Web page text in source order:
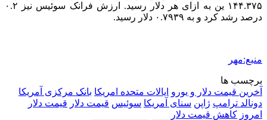
۱۴۴.۳۷۵ ین به ازای هر دلار رسید. ارزش فرانک سوئیس نیز ۰.۲
درصد رشد کرد و به ۰.۷۹۳۹ دلار رسید.
منبع:مهر
برچسب ها
آخرین قیمت دلار و یورو ایالات متحده امریکا بانک مرکزی آمریکا
دونالد ترامپ ژاپن سنای آمریکا سوئیس قیمت دلار قیمت دلار
امروز کاهش قیمت دلار